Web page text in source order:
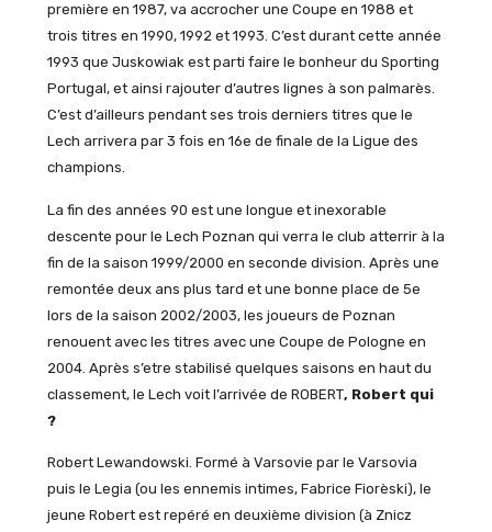
première en 1987, va accrocher une Coupe en 1988 et
trois titres en 1990, 1992 et 1993. C’est durant cette année
1993 que Juskowiak est parti faire le bonheur du Sporting
Portugal, et ainsi rajouter d’autres lignes à son palmarès.
C’est d’ailleurs pendant ses trois derniers titres que le
Lech arrivera par 3 fois en 16e de finale de la Ligue des
champions.
La fin des années 90 est une longue et inexorable
descente pour le Lech Poznan qui verra le club atterrir à la
fin de la saison 1999/2000 en seconde division. Après une
remontée deux ans plus tard et une bonne place de 5e
lors de la saison 2002/2003, les joueurs de Poznan
renouent avec les titres avec une Coupe de Pologne en
2004. Après s’etre stabilisé quelques saisons en haut du
classement, le Lech voit l’arrivée de ROBERT, Robert qui
?
Robert Lewandowski. Formé à Varsovie par le Varsovia
puis le Legia (ou les ennemis intimes, Fabrice Fiorèski), le
jeune Robert est repéré en deuxième division (à Znicz